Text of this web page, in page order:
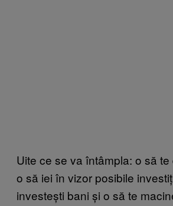
Uite ce se va întâmpla: o să
o să iei în vizor posibile
investești bani și o să te